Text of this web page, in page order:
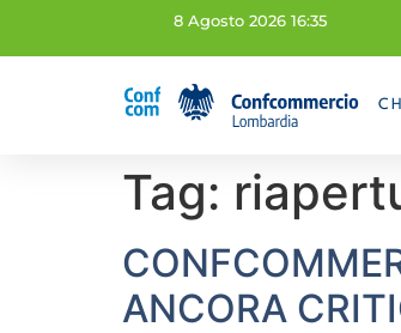
8 Agosto 2026 16:35
Tag:
ANCORA